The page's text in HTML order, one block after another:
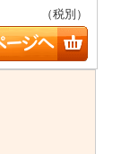
（税別）